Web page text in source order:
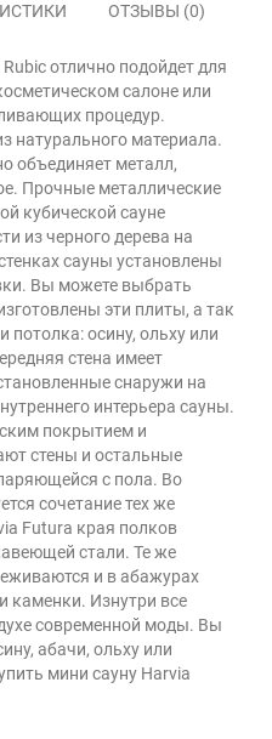
ОТЗЫВЫ (0)
отлично подойдет для
салоне или
процедур.
натурального материала.
объединяет металл,
Прочные металлические
кубической сауне
из черного дерева на
сауны установлены
Вы можете выбрать
эти плиты, а так
потолка: осину, ольху или
стена имеет
снаружи на
интерьера сауны.
покрытием и
стены и остальные
с пола. Во
сочетание тех же
Futura края полков
стали. Те же
и в абажурах
каменки. Изнутри все
современной моды. Вы
абачи, ольху или
мини сауну Harvia